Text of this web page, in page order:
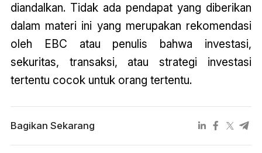
diandalkan. Tidak ada pendapat yang diberikan
dalam materi ini yang merupakan rekomendasi
oleh EBC atau penulis bahwa investasi,
sekuritas, transaksi, atau strategi investasi
tertentu cocok untuk orang tertentu.
Bagikan Sekarang